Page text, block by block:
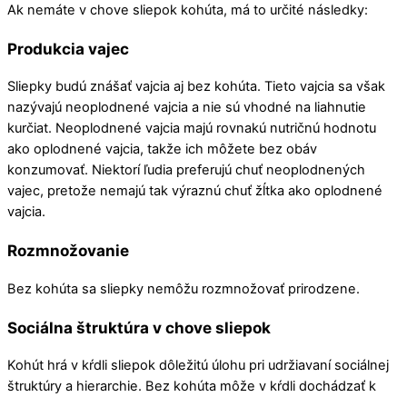
Ak nemáte v chove sliepok kohúta, má to určité následky:
Produkcia vajec
Sliepky budú znášať vajcia aj bez kohúta. Tieto vajcia sa však
nazývajú neoplodnené vajcia a nie sú vhodné na liahnutie
kurčiat. Neoplodnené vajcia majú rovnakú nutričnú hodnotu
ako oplodnené vajcia, takže ich môžete bez obáv
konzumovať. Niektorí ľudia preferujú chuť neoplodnených
vajec, pretože nemajú tak výraznú chuť žĺtka ako oplodnené
vajcia.
Rozmnožovanie
Bez kohúta sa sliepky nemôžu rozmnožovať prirodzene.
Sociálna štruktúra v chove sliepok
Kohút hrá v kŕdli sliepok dôležitú úlohu pri udržiavaní sociálnej
štruktúry a hierarchie. Bez kohúta môže v kŕdli dochádzať k